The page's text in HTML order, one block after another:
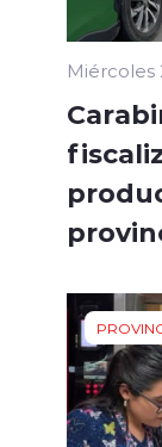
Miércoles